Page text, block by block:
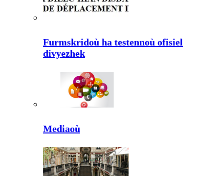
Furmskridoù ha testennoù ofisiel
divyezhek
Mediaoù